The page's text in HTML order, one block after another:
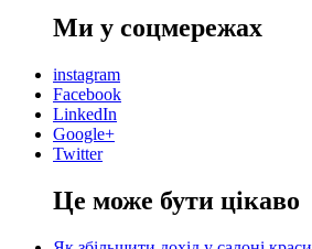
Ми у соцмережах
instagram
Facebook
LinkedIn
Google+
Twitter
Це може бути цікаво